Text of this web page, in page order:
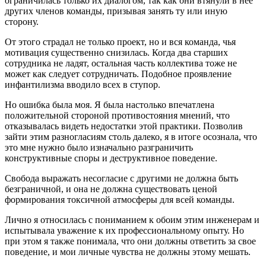
других членов команды, призывая занять ту или иную
сторону.
От этого страдал не только проект, но и вся команда, чья
мотивация существенно снизилась. Когда два старших
сотрудника не ладят, остальная часть коллектива тоже не
может как следует сотрудничать. Подобное проявление
инфантилизма вводило всех в ступор.
Но ошибка была моя. Я была настолько впечатлена
положительной стороной противостояния мнений, что
отказывалась видеть недостатки этой практики. Позволив
зайти этим разногласиям столь далеко, я в итоге осознала, что
это мне нужно было изначально разграничить
конструктивные споры и деструктивное поведение.
Свобода выражать несогласие с другими не должна быть
безграничной, и она не должна существовать ценой
формирования токсичной атмосферы для всей команды.
Лично я относилась с пониманием к обоим этим инженерам и
испытывала уважение к их профессиональному опыту. Но
при этом я также понимала, что они должны ответить за свое
поведение, и мои личные чувства не должны этому мешать.